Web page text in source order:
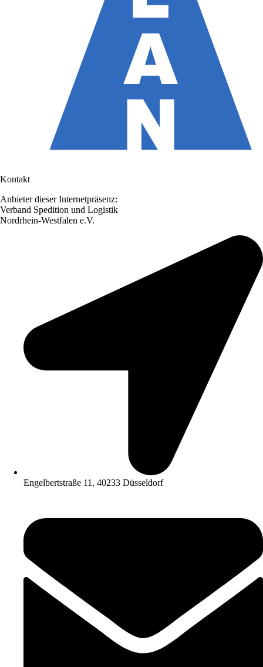
Kontakt
Anbieter dieser Internetpräsenz:
Verband Spedition und Logistik
Nordrhein-Westfalen e.V.
Engelbertstraße 11, 40233 Düsseldorf